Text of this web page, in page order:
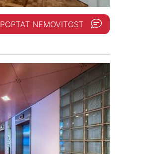
POPTAT NEMOVITOST